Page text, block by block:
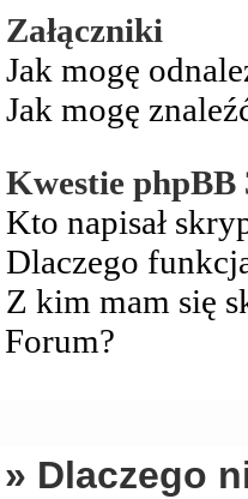
Załączniki
Jak mogę
Jak mogę
Kwestie phpBB
Kto napisał
Dlaczego
Z kim mam się
Forum?
» Dlaczego